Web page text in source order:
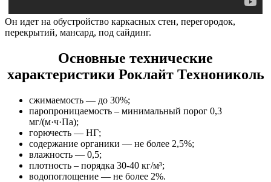
Он идет на обустройство каркасных стен, перегородок,
перекрытий, мансард, под сайдинг.
Основные технические
характеристики Роклайт Технониколь
сжимаемость — до 30%;
паропроницаемость – минимальный порог 0,3
мг/(м·ч·Па);
горючесть — НГ;
содержание органики — не более 2,5%;
влажность — 0,5;
плотность – порядка 30-40 кг/м³;
водопоглощение — не более 2%.